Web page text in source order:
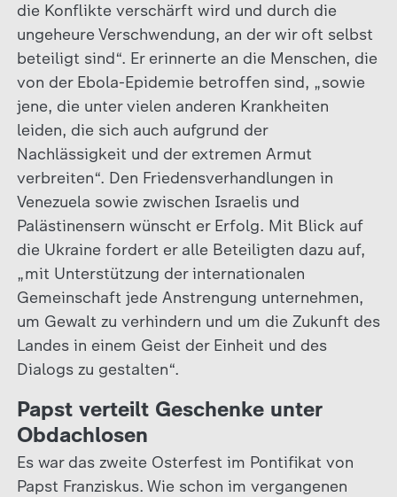
die Konflikte verschärft wird und durch die
ungeheure Verschwendung, an der wir oft selbst
beteiligt sind“. Er erinnerte an die Menschen, die
von der Ebola-Epidemie betroffen sind, „sowie
jene, die unter vielen anderen Krankheiten
leiden, die sich auch aufgrund der
Nachlässigkeit und der extremen Armut
verbreiten“. Den Friedensverhandlungen in
Venezuela sowie zwischen Israelis und
Palästinensern wünscht er Erfolg. Mit Blick auf
die Ukraine fordert er alle Beteiligten dazu auf,
„mit Unterstützung der internationalen
Gemeinschaft jede Anstrengung unternehmen,
um Gewalt zu verhindern und um die Zukunft des
Landes in einem Geist der Einheit und des
Dialogs zu gestalten“.
Papst verteilt Geschenke unter
Obdachlosen
Es war das zweite Osterfest im Pontifikat von
Papst Franziskus. Wie schon im vergangenen